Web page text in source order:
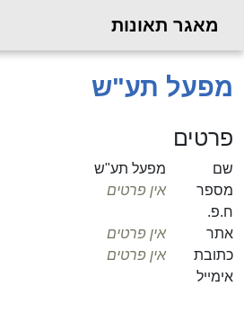
מאגר תאונות
מפעל תע"ש
פרטים
שם
מפעל תע"ש
מספר
ח.פ.
אין פרטים
אתר
אין פרטים
כתובת
אימייל
אין פרטים